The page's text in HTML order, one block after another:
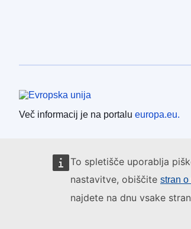
To spletišče uporablja
nastavitve, obiščite stran
najdete na dnu vsake
Evropska unija
Več informacij je na portalu europa.eu.